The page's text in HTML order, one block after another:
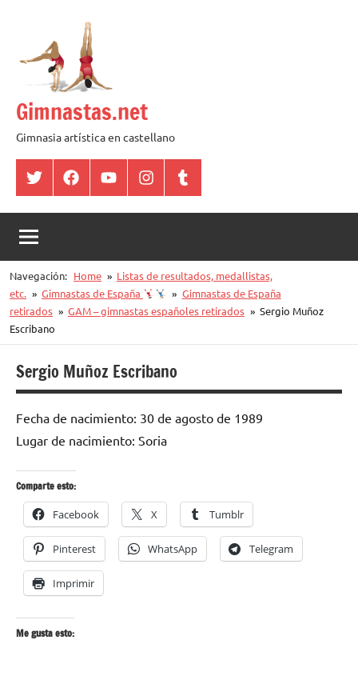
contenido
Gimnastas.net
Gimnasia artística en castellano
TwitterFacebookYouTubeInstagramTumblr
Navegación: Home
Listas de resultados, medallistas,
etc.
Gimnastas de España
Gimnastas de España
retirados
GAM – gimnastas españoles retirados
Sergio Muñoz
Escribano
Sergio Muñoz Escribano
Fecha de nacimiento: 30 de agosto de 1989
Lugar de nacimiento: Soria
Comparte esto:
Facebook X Tumblr
Pinterest WhatsApp Telegram
Imprimir
Me gusta esto: